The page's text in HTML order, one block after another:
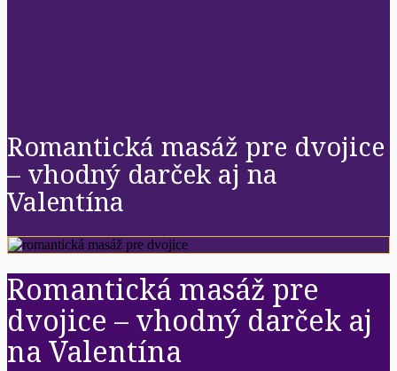
Romantická masáž pre dvojice
– vhodný darček aj na
Valentína
Romantická masáž pre
dvojice – vhodný darček aj
na Valentína